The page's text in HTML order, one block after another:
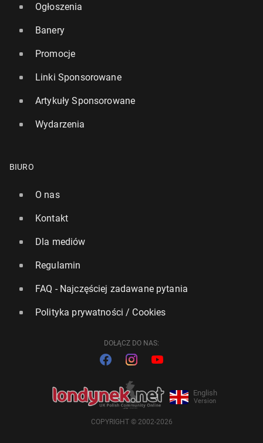
Ogłoszenia
Banery
Promocje
Linki Sponsorowane
Artykuły Sponsorowane
Wydarzenia
BIURO
O nas
Kontakt
Dla mediów
Regulamin
FAQ - Najczęściej zadawane pytania
Polityka prywatności / Cookies
DOŁĄCZ DO NAS:
English
Version
COPYRIGHT © 2002-2026